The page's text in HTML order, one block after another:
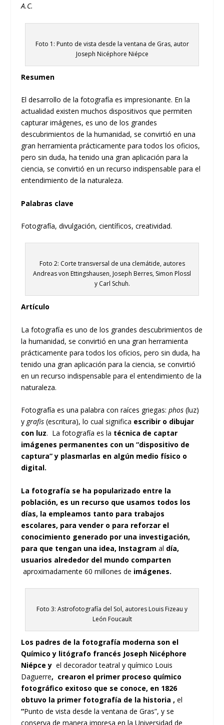
A.C.
Foto 1: Punto de vista desde la ventana de Gras, autor
Joseph Nicéphore Niépce
Resumen
El desarrollo de la fotografía es impresionante. En la
actualidad existen muchos dispositivos que permiten
capturar imágenes, es uno de los grandes
descubrimientos de la humanidad, se convirtió en una
gran herramienta prácticamente para todos los oficios,
pero sin duda, ha tenido una gran aplicación para la
ciencia, se convirtió en un recurso indispensable para el
entendimiento de la naturaleza.
Palabras clave
Fotografía, divulgación, científicos, creatividad.
Foto 2: Corte transversal de una clemátide, autores
Andreas von Ettingshausen, Joseph Berres, Simon Plossl
y Carl Schuh.
Artículo
La fotografía es uno de los grandes descubrimientos de
la humanidad, se convirtió en una gran herramienta
prácticamente para todos los oficios, pero sin duda, ha
tenido una gran aplicación para la ciencia, se convirtió
en un recurso indispensable para el entendimiento de la
naturaleza.
Fotografía es una palabra con raíces griegas:phos (luz)
y grafis(escritura), lo cual significa escribir o dibujar
con luz. La fotografía es la técnica de captar
imágenes permanentes con un “dispositivo de
captura” y plasmarlas en algún medio físico o
digital.
La fotografía se ha popularizado entre la
población, es un recurso que usamos todos los
días, la empleamos tanto para trabajos
escolares, para vender o para reforzar el
conocimiento generado por una investigación,
para que tengan una idea, Instagramal día,
usuarios alrededor del mundo comparten
aproximadamente 60 millones de imágenes.
Foto 3: Astrofotografía del Sol, autores Louis Fizeau y
León Foucault
Los padres de la fotografía moderna son el
Químico y litógrafo francés Joseph Nicéphore
Niépce y el decorador teatral y químico Louis
Daguerre, crearon el primer proceso químico
fotográfico exitoso que se conoce, en 1826
obtuvo la primer fotografía de la historia ,el
“Punto de vista desde la ventana de Gras”, y se
conserva de manera impresa en la Universidad de